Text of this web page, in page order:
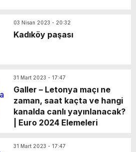
03 Nisan 2023 - 20:32
Kadıköy paşası
31 Mart 2023 - 17:47
Galler – Letonya maçı ne
zaman, saat kaçta ve hangi
kanalda canlı yayınlanacak?
| Euro 2024 Elemeleri
31 Mart 2023 - 17:47